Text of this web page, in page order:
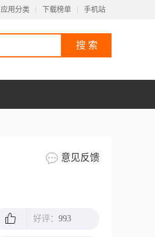
应用分类 下载榜单 手机站
意见反馈
好评： 993